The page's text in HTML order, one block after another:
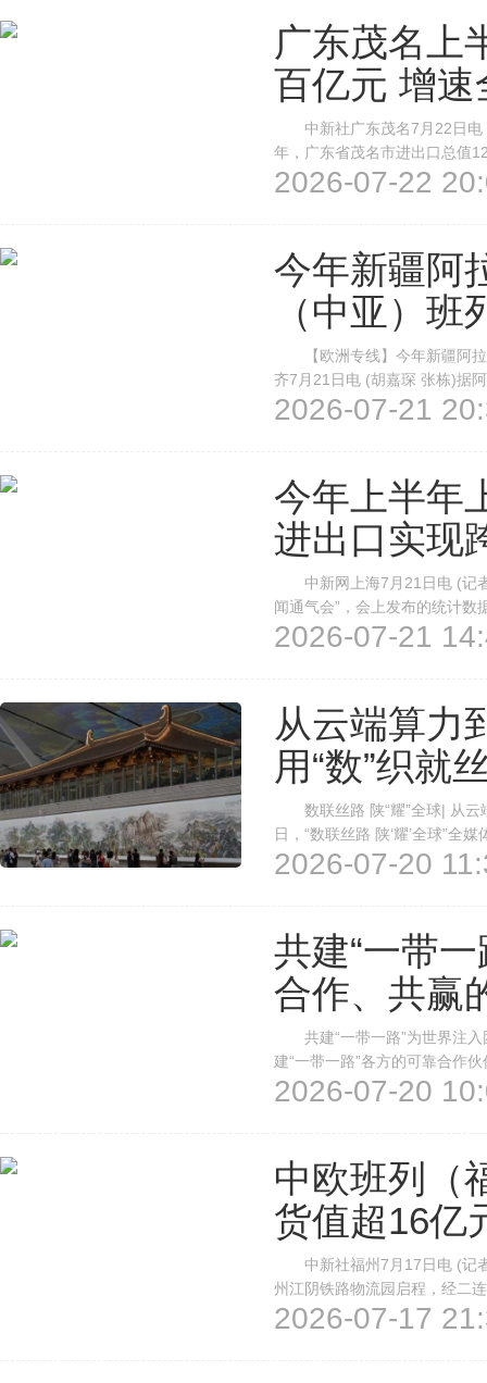
广东茂名上
百亿元 增速
中新社广东茂名7月22日电 (
年，广东省茂名市进出口总值
历史同期新高，同比增长
2026-07-22
今年新疆阿
（中亚）班
【欧洲专线】今年新疆阿
齐7月21日电 (胡嘉琛 张栋)据
路口岸通行的中欧(中亚)班列
2026-07-21
今年上半年
进出口实现
中新网上海7月21日电 (记者
闻通气会”，会上发布的统计
跨越式增长，已成为全市外贸
2026-07-21
从云端算力
用“数”织就
数联丝路 陕“耀”全球| 从云
日，“数联丝路 陕‘耀’全球”全
智慧航站楼，奔赴繁忙的中欧
2026-07-20
共建“一带
合作、共赢
共建“一带一路”为世界注
建“一带一路”各方的可靠合作
共赢、共同繁荣的康庄大道
2026-07-20
中欧班列（
货值超16亿
中新社福州7月17日电 (记者
州江阴铁路物流园启程，经二
年。中国铁路南昌局集团有限
2026-07-17